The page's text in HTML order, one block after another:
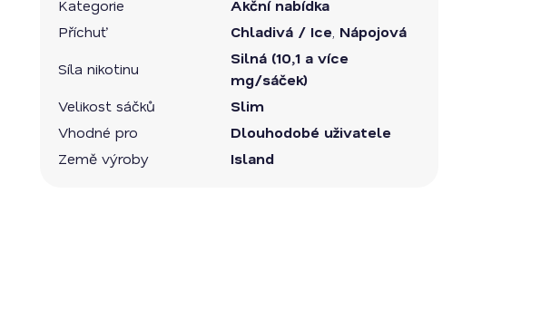
Kategorie
Akční nabídka
Příchuť
Chladivá / Ice, Nápojová
Síla nikotinu
Silná (10,1 a více
mg/sáček)
Velikost sáčků
Slim
Vhodné pro
Dlouhodobé uživatele
Země výroby
Island